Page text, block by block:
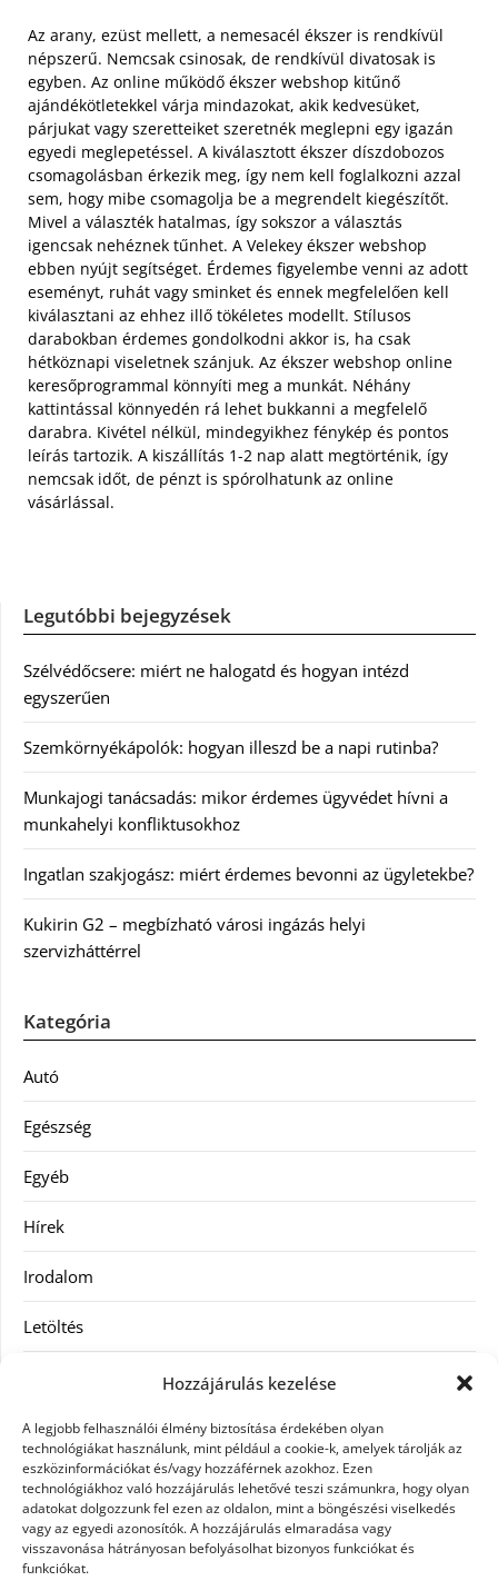
Hozzájárulás kezelése
A legjobb felhasználói élmény biztosítása érdekében olyan
technológiákat használunk, mint például a cookie-k, amelyek tárolják az
eszközinformációkat és/vagy hozzáférnek azokhoz. Ezen
technológiákhoz való hozzájárulás lehetővé teszi számunkra, hogy olyan
adatokat dolgozzunk fel ezen az oldalon, mint a böngészési viselkedés
vagy az egyedi azonosítók. A hozzájárulás elmaradása vagy
visszavonása hátrányosan befolyásolhat bizonyos funkciókat és
funkciókat.
Az arany, ezüst mellett, a nemesacél ékszer is rendkívül
népszerű. Nemcsak csinosak, de rendkívül divatosak is
egyben. Az online működő ékszer webshop kitűnő
ajándékötletekkel várja mindazokat, akik kedvesüket,
párjukat vagy szeretteiket szeretnék meglepni egy igazán
egyedi meglepetéssel. A kiválasztott ékszer díszdobozos
csomagolásban érkezik meg, így nem kell foglalkozni azzal
sem, hogy mibe csomagolja be a megrendelt kiegészítőt.
Mivel a választék hatalmas, így sokszor a választás
igencsak nehéznek tűnhet. A Velekey ékszer webshop
ebben nyújt segítséget. Érdemes figyelembe venni az adott
eseményt, ruhát vagy sminket és ennek megfelelően kell
kiválasztani az ehhez illő tökéletes modellt. Stílusos
darabokban érdemes gondolkodni akkor is, ha csak
hétköznapi viseletnek szánjuk. Az ékszer webshop online
keresőprogrammal könnyíti meg a munkát. Néhány
kattintással könnyedén rá lehet bukkanni a megfelelő
darabra. Kivétel nélkül, mindegyikhez fénykép és pontos
leírás tartozik. A kiszállítás 1-2 nap alatt megtörténik, így
nemcsak időt, de pénzt is spórolhatunk az online
vásárlással.
Legutóbbi bejegyzések
Szélvédőcsere: miért ne halogatd és hogyan intézd
egyszerűen
Szemkörnyékápolók: hogyan illeszd be a napi rutinba?
Munkajogi tanácsadás: mikor érdemes ügyvédet hívni a
munkahelyi konfliktusokhoz
Ingatlan szakjogász: miért érdemes bevonni az ügyletekbe?
Kukirin G2 – megbízható városi ingázás helyi
szervizháttérrel
Kategória
Autó
Egészség
Egyéb
Hírek
Irodalom
Letöltés
SEO
Szolgáltatás
Szórakozás
Táskák